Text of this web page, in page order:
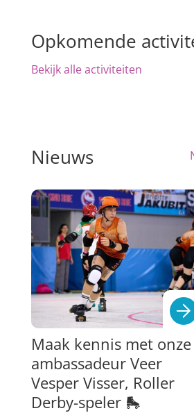
Opkomende
Bekijk alle activiteiten
Nieuws
Maak kennis met onze
ambassadeur Veer
Vesper Visser, Roller
Derby-speler 🛼